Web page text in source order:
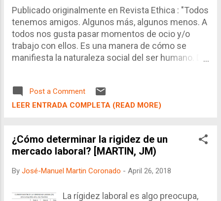
Publicado originalmente en Revista Ethica : "Todos
tenemos amigos. Algunos más, algunos menos. A
todos nos gusta pasar momentos de ocio y/o
trabajo con ellos. Es una manera de cómo se
manifiesta la naturaleza social del ser humano. De
actividades distintas, pero complementarias, a las
actividades de la esfera personal o estrictamente
se vayan incorporando nuevos amigos, se vayan a
alejando otros o bien los grupos de amigos se
respecto, el elemento que une al grupo es un
Post a Comment
LEER ENTRADA COMPLETA (READ MORE)
¿Cómo determinar la rigidez de un
mercado laboral? [MARTIN, JM)
By José-Manuel Martin Coronado - April 26, 2018
La rígidez laboral es algo preocupa,